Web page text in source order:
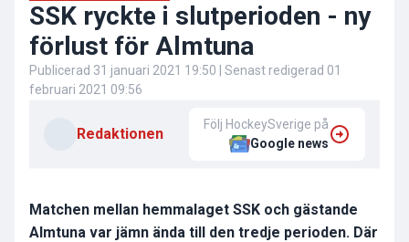
SSK ryckte i slutperioden - ny
förlust för Almtuna
Publicerad 31 januari 2021 19:50 | Senast redigerad 01
februari 2021 09:56
Redaktionen
Följ HockeySverige på
Google news
Matchen mellan hemmalaget SSK och gästande
Almtuna var jämn ända till den tredje perioden. Där